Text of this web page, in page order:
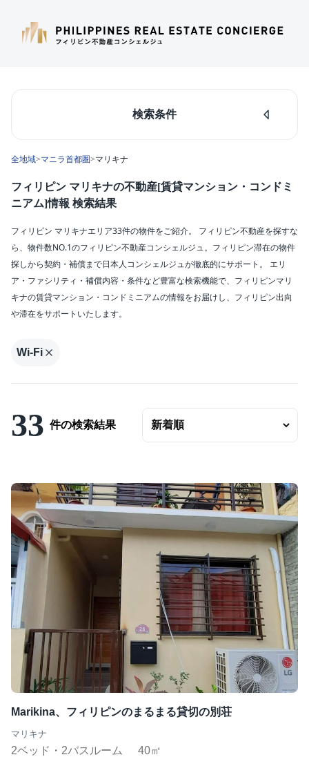
検索条件
マカティ
タギッグ
ケソンシティ
ダパオ
セブシティ
カラバルソン
エリア
マリキナ(33)
エリアの変更
ベッドルーム数
バスルーム数
〜
こだわり条件
駐車場有
プールつき
Wifi完備
コンシェルジュ
全地域>マニラ首都圏>マリキナ
フィリピン マリキナの不動産[賃貸マンション・コンドミ
ニアム]情報 検索結果
フィリピン マリキナエリア33件の物件をご紹介。 フィリピン不動産を探すな
ら、物件数NO.1のフィリピン不動産コンシェルジュ。フィリピン滞在の物件
探しから契約・補償まで日本人コンシェルジュが徹底的にサポート。 エリ
ア・ファシリティ・補償内容・条件など豊富な検索機能で、フィリピンマリ
キナの賃貸マンション・コンドミニアムの情報をお届けし、フィリピン出向
や滞在をサポートいたします。
Wi-Fi
33 件の検索結果
Marikina、フィリピンのまるまる貸切の別荘
マリキナ
2ベッド・2バスルーム 40㎡